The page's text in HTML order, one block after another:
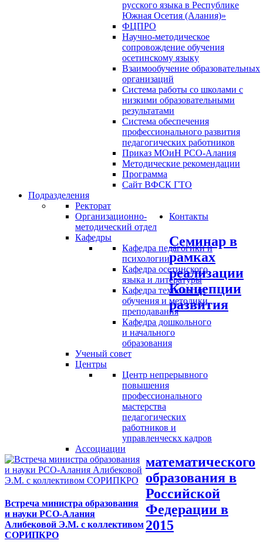
русского языка в Республике
Южная Осетия (Алания)»
ФЦПРО
Научно-методическое
сопровождение обучения
осетинскому языку
Взаимообучение образовательных
организаций
Система работы со школами с
низкими образовательными
результатами
Система обеспечения
профессионального развития
педагогических работников
Приказ МОиН РСО-Алания
Методические рекомендации
Программа
Сайт ВФСК ГТО
Подразделения
Ректорат
Организационно-
методический отдел
Кафедры
Кафедра педагогики и
психологии
Кафедра осетинского
языка и литературы
Кафедра технологии
обучения и методики
преподавания
Кафедра дошкольного
и начального
образования
Ученый совет
Центры
Центр непрерывного
повышения
профессионального
мастерства
педагогических
работников и
управленческх кадров
Ассоциации
Контакты
Встреча министра образования
и науки РСО-Алания
Алибековой Э.М. с коллективом
СОРИПКРО
Семинар в
рамках
реализации
Концепции
развития
математического
образования в
Российской
Федерации в
2015